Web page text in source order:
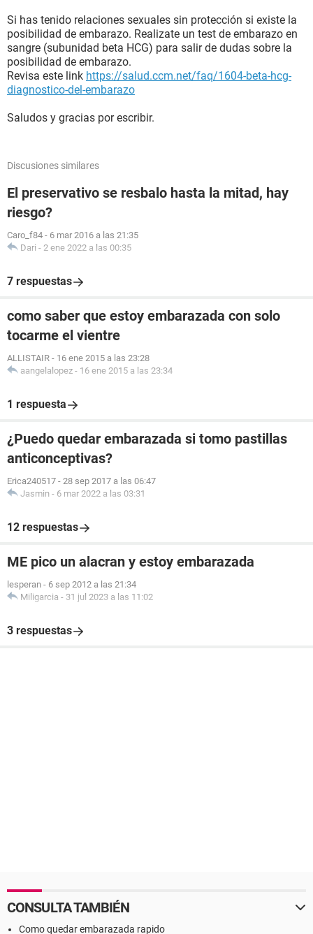
Si has tenido relaciones sexuales sin protección si existe la
posibilidad de embarazo. Realizate un test de embarazo en
sangre (subunidad beta HCG) para salir de dudas sobre la
posibilidad de embarazo.
Revisa este link https://salud.ccm.net/faq/1604-beta-hcg-
diagnostico-del-embarazo
Saludos y gracias por escribir.
Discusiones similares
El preservativo se resbalo hasta la mitad, hay
riesgo?
Caro_f84 - 6 mar 2016 a las 21:35
Dari - 2 ene 2022 a las 00:35
7 respuestas
como saber que estoy embarazada con solo
tocarme el vientre
ALLISTAIR - 16 ene 2015 a las 23:28
aangelalopez - 16 ene 2015 a las 23:34
1 respuesta
¿Puedo quedar embarazada si tomo pastillas
anticonceptivas?
Erica240517 - 28 sep 2017 a las 06:47
Jasmin - 6 mar 2022 a las 03:31
12 respuestas
ME pico un alacran y estoy embarazada
lesperan - 6 sep 2012 a las 21:34
Miligarcia - 31 jul 2023 a las 11:02
3 respuestas
CONSULTA TAMBIÉN
Como quedar embarazada rapido